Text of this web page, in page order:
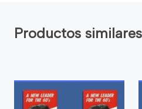
Productos similares